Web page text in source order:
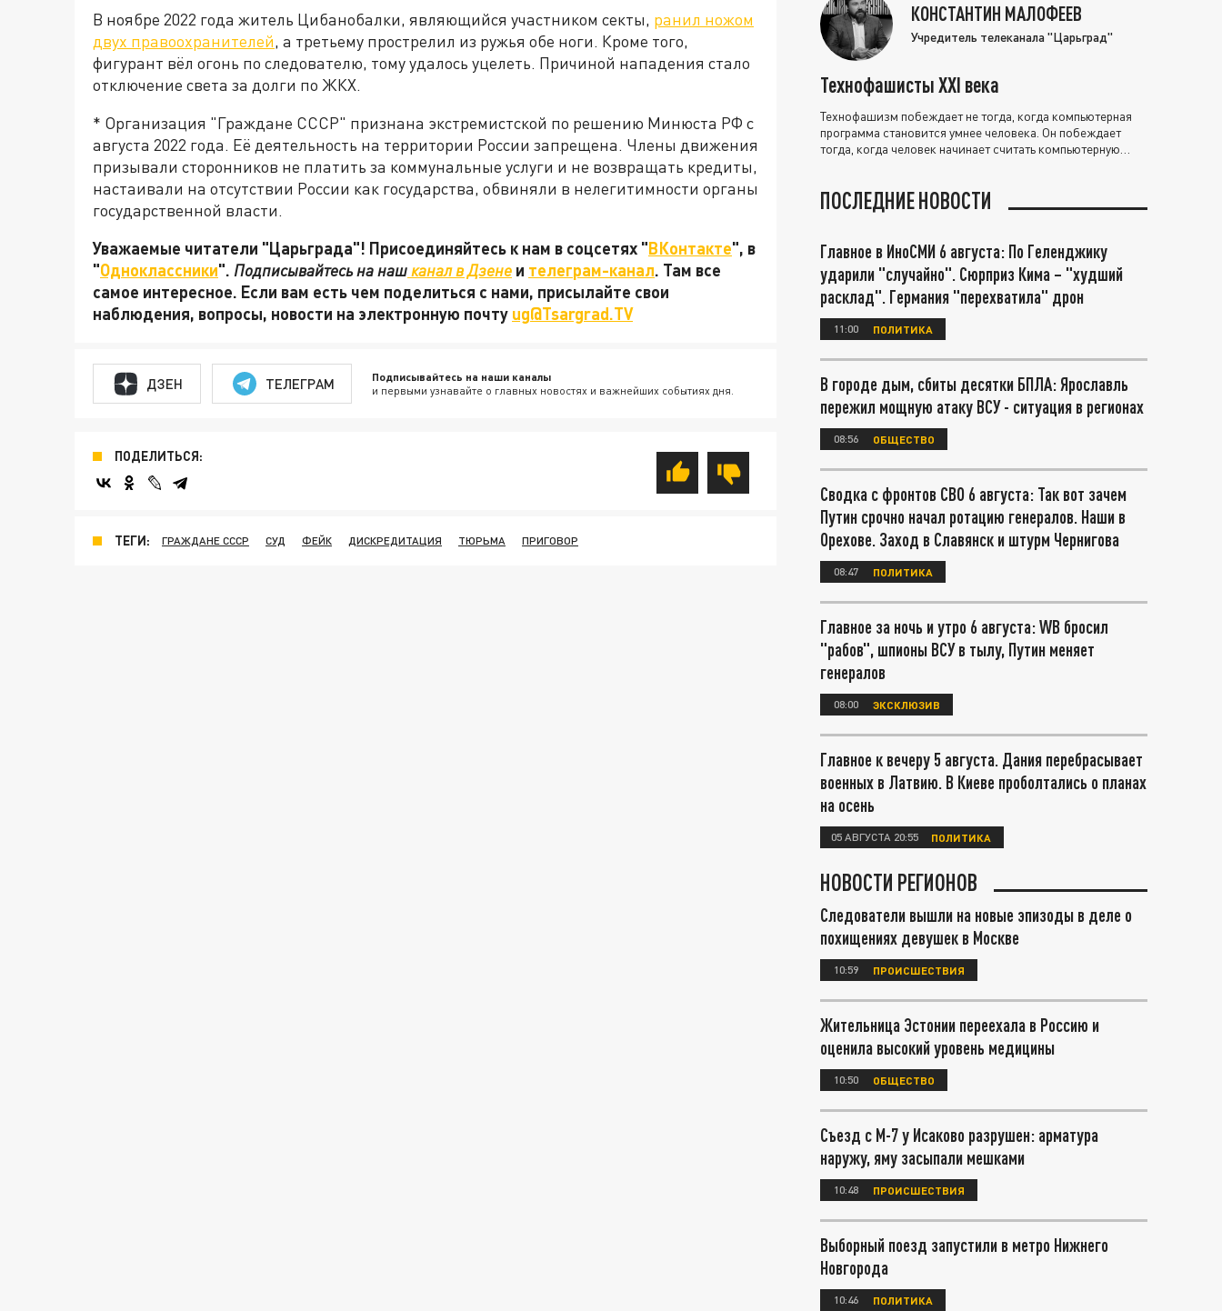
В ноябре 2022 года житель Цибанобалки, являющийся участником секты, ранил ножом
двух правоохранителей, а третьему прострелил из ружья обе ноги. Кроме того,
фигурант вёл огонь по следователю, тому удалось уцелеть. Причиной нападения стало
отключение света за долги по ЖКХ.
* Организация "Граждане СССР" признана экстремистской по решению Минюста РФ с
августа 2022 года. Её деятельность на территории России запрещена. Члены движения
призывали сторонников не платить за коммунальные услуги и не возвращать кредиты,
настаивали на отсутствии России как государства, обвиняли в нелегитимности органы
государственной власти.
Уважаемые читатели "Царьграда"! Присоединяйтесь к нам в соцсетях "ВКонтакте", в
"Одноклассники". Подписывайтесь на нашканал в Дзене и телеграм-канал. Там все
самое интересное. Если вам есть чем поделиться с нами, присылайте свои
наблюдения, вопросы, новости на электронную почту ug@Tsargrad.TV
ДЗЕН ТЕЛЕГРАМ Подписывайтесь на наши каналы
и первыми узнавайте о главных новостях и важнейших событиях дня.
ПОДЕЛИТЬСЯ:
ТЕГИ: ГРАЖДАНЕ СССР СУД ФЕЙК ДИСКРЕДИТАЦИЯ ТЮРЬМА ПРИГОВОР
КОНСТАНТИН МАЛОФЕЕВ
Учредитель телеканала "Царьград"
Технофашисты XXI века
Технофашизм побеждает не тогда, когда компьютерная
программа становится умнее человека. Он побеждает
тогда, когда человек начинает считать компьютерную
ПОСЛЕДНИЕ НОВОСТИ
Главное в ИноСМИ 6 августа: По Геленджику
ударили "случайно". Сюрприз Кима – "худший
расклад". Германия "перехватила" дрон
11:00 ПОЛИТИКА
В городе дым, сбиты десятки БПЛА: Ярославль
пережил мощную атаку ВСУ - ситуация в регионах
08:56 ОБЩЕСТВО
Сводка с фронтов СВО 6 августа: Так вот зачем
Путин срочно начал ротацию генералов. Наши в
Орехове. Заход в Славянск и штурм Чернигова
08:47 ПОЛИТИКА
Главное за ночь и утро 6 августа: WB бросил
"рабов", шпионы ВСУ в тылу, Путин меняет
генералов
08:00 ЭКСКЛЮЗИВ
Главное к вечеру 5 августа. Дания перебрасывает
военных в Латвию. В Киеве проболтались о планах
на осень
05 АВГУСТА 20:55 ПОЛИТИКА
НОВОСТИ РЕГИОНОВ
Следователи вышли на новые эпизоды в деле о
похищениях девушек в Москве
10:59 ПРОИСШЕСТВИЯ
Жительница Эстонии переехала в Россию и
оценила высокий уровень медицины
10:50 ОБЩЕСТВО
Съезд с М-7 у Исаково разрушен: арматура
наружу, яму засыпали мешками
10:48 ПРОИСШЕСТВИЯ
Выборный поезд запустили в метро Нижнего
Новгорода
10:46 ПОЛИТИКА